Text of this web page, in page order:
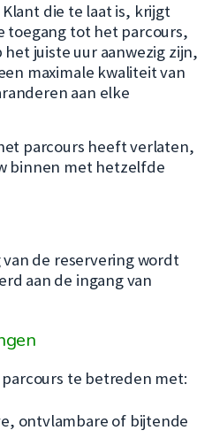
die te laat is, krijgt
toegang tot het parcours,
juiste uur aanwezig zijn,
maximale kwaliteit van
aan elke
parcours heeft verlaten,
binnen met hetzelfde
de reservering wordt
aan de ingang van
te betreden met:
ontvlambare of bijtende